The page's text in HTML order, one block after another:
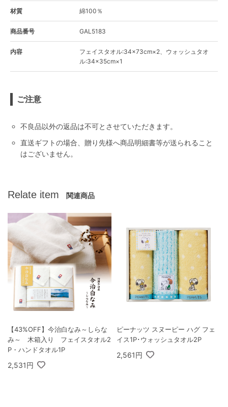
材質 綿100％
商品番号 GAL5183
内容
フェイスタオル:34×73cm×2、ウォッシュタオ
ル:34×35cm×1
ご注意
不良品以外の返品は不可とさせていただきます。
直送ギフトの場合、贈り先様へ商品明細書等が送られること
はございません。
Relate item 関連商品
【43%OFF】今治白なみ～しらな
み～ 木箱入り フェイスタオル2
P・ハンドタオル1P
2,531円
ピーナッツ スヌーピー ハグ フェ
イス1P･ウォッシュタオル2P
2,561円